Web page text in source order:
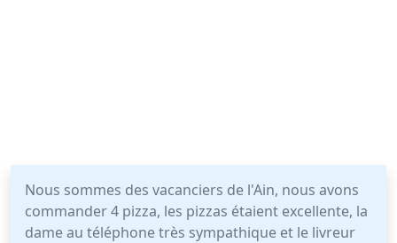
Nous sommes des vacanciers de l'Ain, nous avons
commander 4 pizza, les pizzas étaient excellente, la
dame au téléphone très sympathique et le livreur